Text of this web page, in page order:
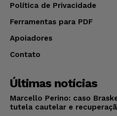
Política de Privacidade
Ferramentas para PDF
Apoiadores
Contato
Últimas notícias
Marcello Perino: caso
tutela cautelar e